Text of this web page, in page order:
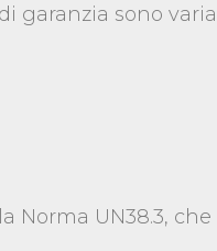
garanzia sono
Norma UN38.3,